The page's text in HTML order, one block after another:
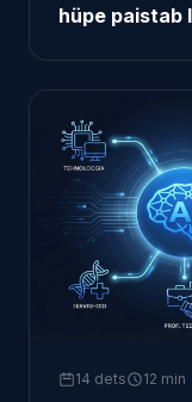
hüpe paistab
14 dets 12 min